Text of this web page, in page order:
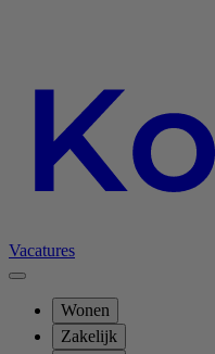
Vacatures
Wonen
Zakelijk